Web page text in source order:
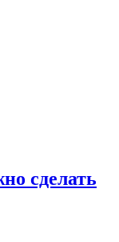
сделать